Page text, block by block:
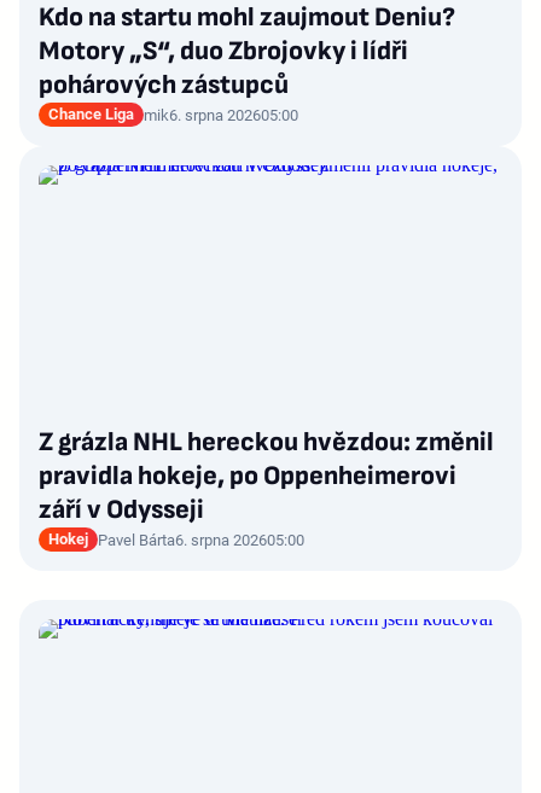
Kdo na startu mohl zaujmout Deniu?
Motory „S“, duo Zbrojovky i lídři
pohárových zástupců
Chance Liga mik6. srpna 202605:00
Z grázla NHL hereckou hvězdou: změnil
pravidla hokeje, po Oppenheimerovi
září v Odysseji
Hokej Pavel Bárta6. srpna 202605:00